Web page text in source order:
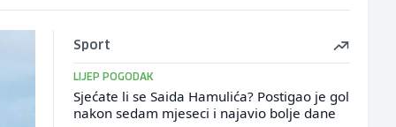
Sport
LIJEP POGODAK
Sjećate li se Saida Hamulića? Postigao je gol
nakon sedam mjeseci i najavio bolje dane